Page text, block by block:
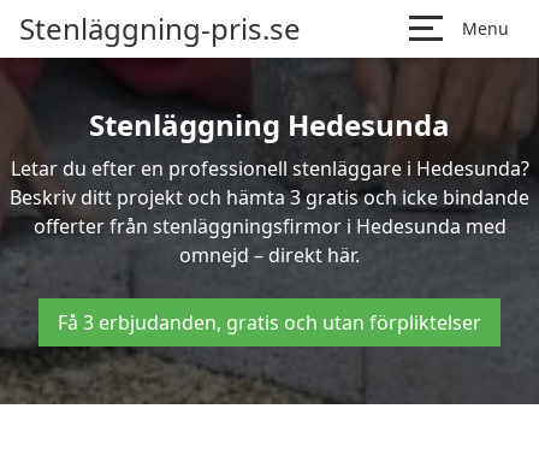
Stenläggning-pris.se Menu
Stenläggning Hedesunda
Letar du efter en professionell stenläggare i Hedesunda?
Beskriv ditt projekt och hämta 3 gratis och icke bindande
offerter från stenläggningsfirmor i Hedesunda med
omnejd – direkt här.
Få 3 erbjudanden, gratis och utan förpliktelser